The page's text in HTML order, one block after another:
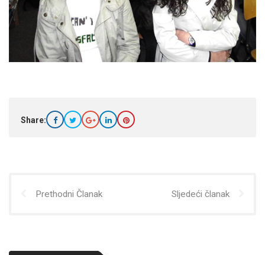
Share:
Prethodni Članak Sljedeći članak